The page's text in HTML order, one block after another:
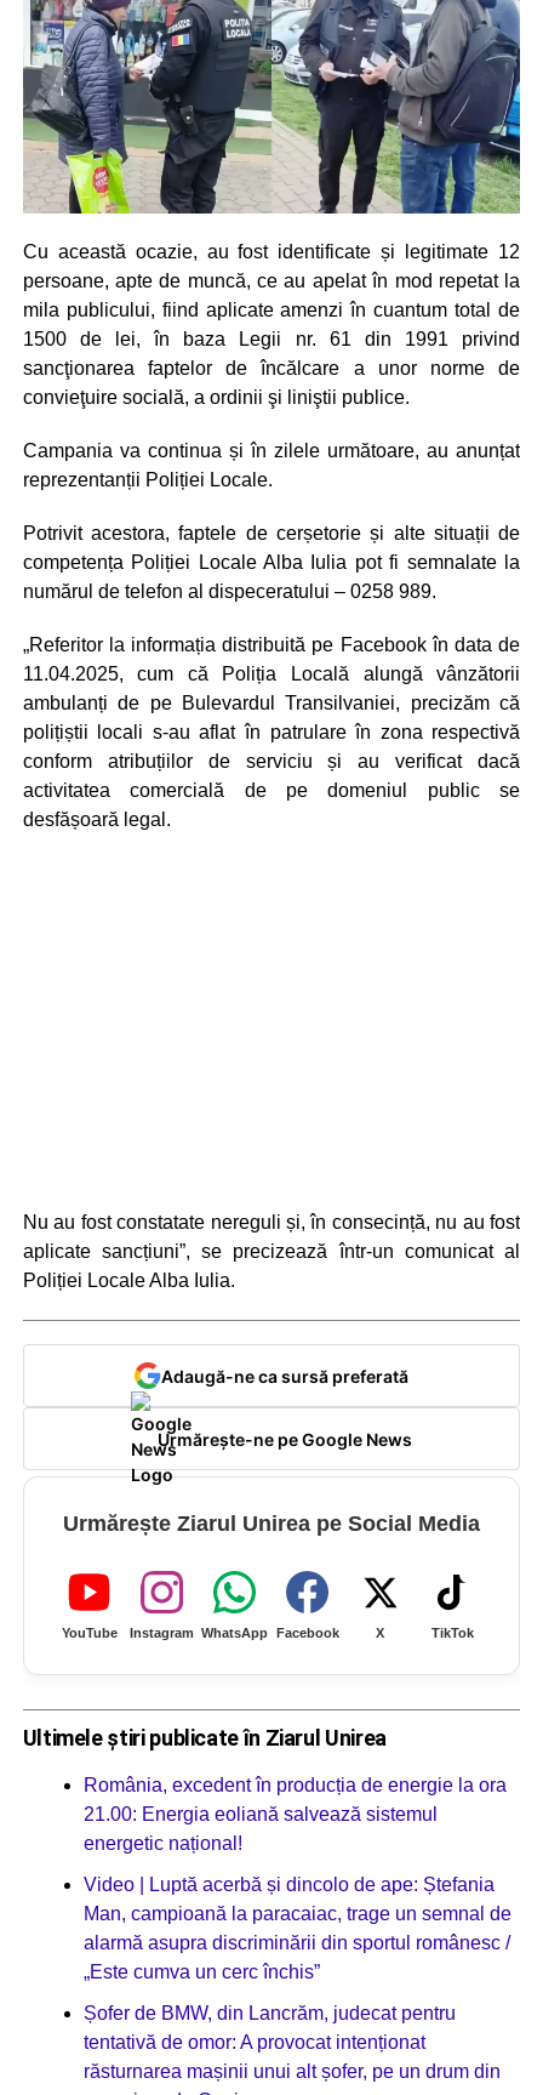
Cu această ocazie, au fost identificate și legitimate 12
persoane, apte de muncă, ce au apelat în mod repetat la
mila publicului, fiind aplicate amenzi în cuantum total de
1500 de lei, în baza Legii nr. 61 din 1991 privind
sancţionarea faptelor de încălcare a unor norme de
convieţuire socială, a ordinii şi liniştii publice.
Campania va continua și în zilele următoare, au anunțat
reprezentanții Poliției Locale.
Potrivit acestora, faptele de cerșetorie și alte situații de
competența Poliției Locale Alba Iulia pot fi semnalate la
numărul de telefon al dispeceratului – 0258 989.
„Referitor la informația distribuită pe Facebook în data de
11.04.2025, cum că Poliția Locală alungă vânzătorii
ambulanți de pe Bulevardul Transilvaniei, precizăm că
polițiștii locali s-au aflat în patrulare în zona respectivă
conform atribuțiilor de serviciu și au verificat dacă
activitatea comercială de pe domeniul public se
desfășoară legal.
Nu au fost constatate nereguli și, în consecință, nu au fost
aplicate sancțiuni”, se precizează într-un comunicat al
Poliției Locale Alba Iulia.
Adaugă-ne ca sursă preferată
Urmărește-ne pe Google News
Urmărește Ziarul Unirea pe Social Media
YouTube Instagram WhatsApp Facebook X TikTok
Ultimele știri publicate în Ziarul Unirea
România, excedent în producția de energie la ora
21.00: Energia eoliană salvează sistemul
energetic național!
Video | Luptă acerbă și dincolo de ape: Ștefania
Man, campioană la paracaiac, trage un semnal de
alarmă asupra discriminării din sportul românesc /
„Este cumva un cerc închis”
Șofer de BMW, din Lancrăm, judecat pentru
tentativă de omor: A provocat intenționat
răsturnarea mașinii unui alt șofer, pe un drum din